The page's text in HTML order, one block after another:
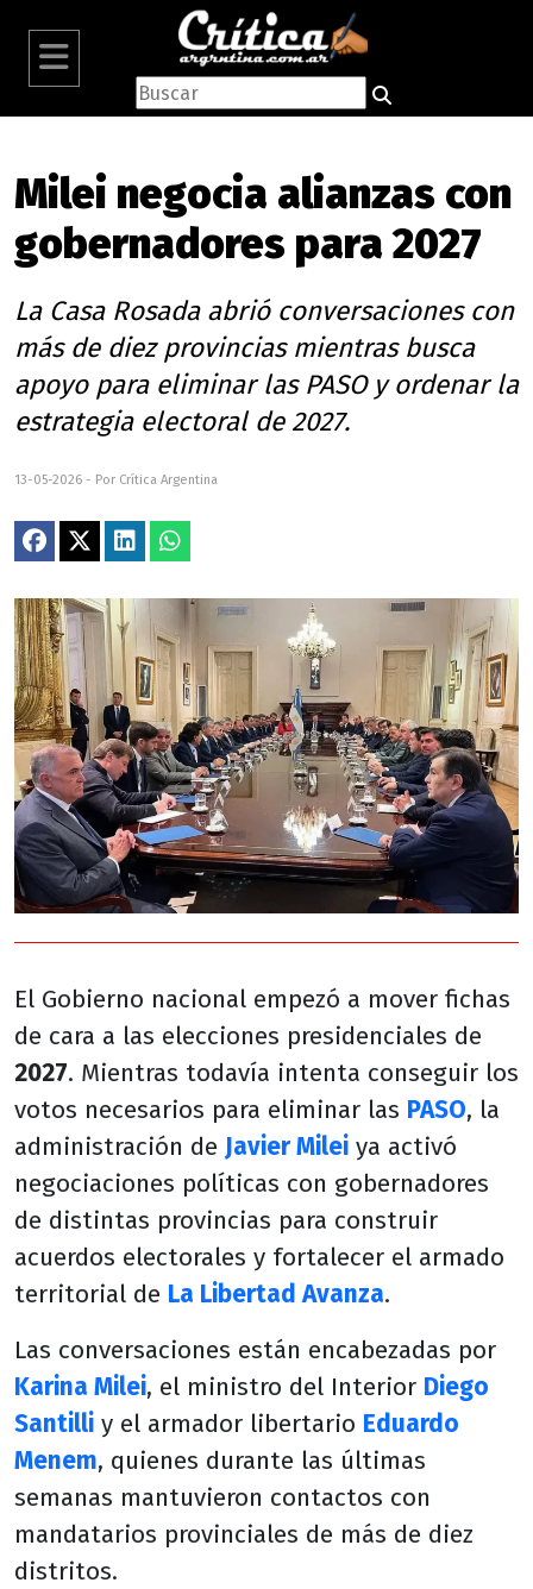
Milei negocia alianzas con
gobernadores para 2027
La Casa Rosada abrió conversaciones con
más de diez provincias mientras busca
apoyo para eliminar las PASO y ordenar la
estrategia electoral de 2027.
13-05-2026 - Por Crítica Argentina
El Gobierno nacional empezó a mover fichas
de cara a las elecciones presidenciales de
2027. Mientras todavía intenta conseguir los
votos necesarios para eliminar las PASO, la
administración de Javier Milei ya activó
negociaciones políticas con gobernadores
de distintas provincias para construir
acuerdos electorales y fortalecer el armado
territorial de La Libertad Avanza.
Las conversaciones están encabezadas por
Karina Milei, el ministro del Interior Diego
Santilli y el armador libertario Eduardo
Menem, quienes durante las últimas
semanas mantuvieron contactos con
mandatarios provinciales de más de diez
distritos.